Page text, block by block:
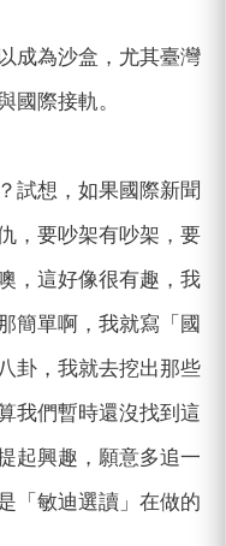
成為沙盒，尤其臺灣
國際接軌。
試想，如果國際新聞
，要吵架有吵架，要
，這好像很有趣，我
簡單啊，我就寫「國
卦，我就去挖出那些
我們暫時還沒找到這
起興趣，願意多追一
「敏迪選讀」在做的